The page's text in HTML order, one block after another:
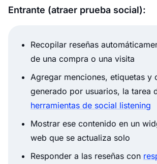
Entrante (atraer prueba social):
Recopilar reseñas
de una compra o una visita
Agregar menciones, etiquetas y
generado por usuarios, la tarea
herramientas de social listening
Mostrar ese contenido en un
web que se actualiza solo
Responder a las reseñas con